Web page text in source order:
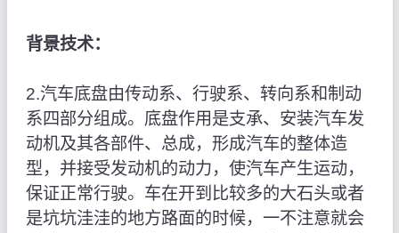
背景技术：
2.汽车底盘由传动系、行驶系、转向系和制动
系四部分组成。底盘作用是支承、安装汽车发
动机及其各部件、总成，形成汽车的整体造
型，并接受发动机的动力，使汽车产生运动，
保证正常行驶。车在开到比较多的大石头或者
是坑坑洼洼的地方路面的时候，一不注意就会